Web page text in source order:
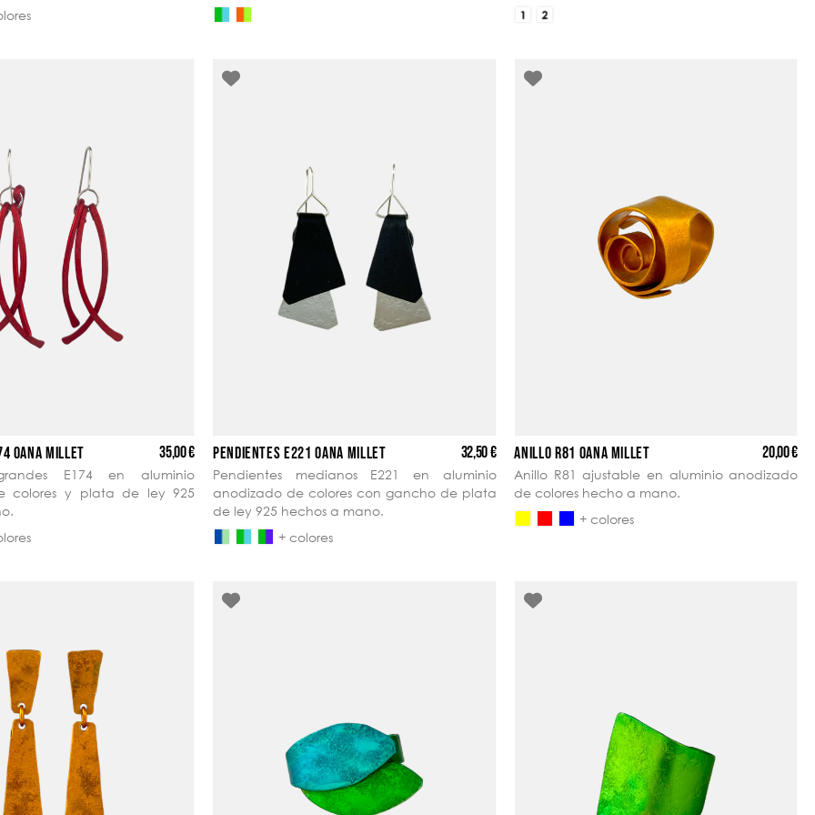
OANA MILLET 35,00 €
E174 en aluminio
colores y plata de ley 925
PENDIENTES E221 OANA MILLET 32,50 €
Pendientes medianos E221 en aluminio
anodizado de colores con gancho de plata
de ley 925 hechos a mano.
+ colores
ANILLO R81 OANA MILLET 20,00 €
Anillo R81 ajustable en aluminio anodizado
de colores hecho a mano.
+ colores